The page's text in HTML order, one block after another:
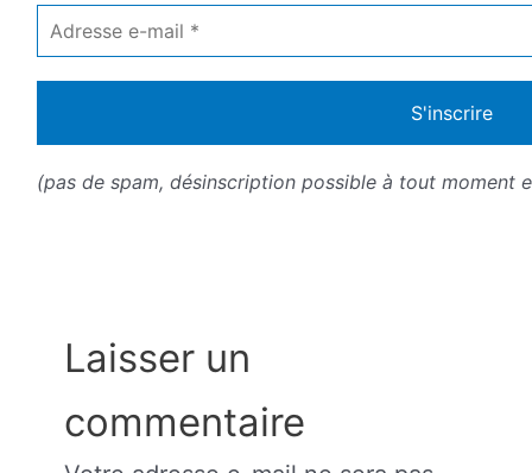
Adresse
e-
mail
*
(pas de spam, désinscription possible à tout moment
Laisser un
commentaire